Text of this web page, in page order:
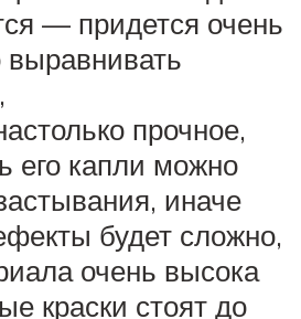
— придется очень
прочное,
его капли можно
иначе
будет сложно,
очень высока
краски стоят до